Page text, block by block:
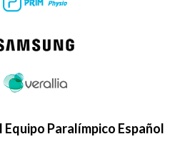
Paralímpico Español